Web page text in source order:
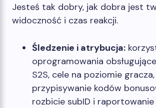
Jesteś tak dobry, jak dobra jest
widoczność i czas reakcji.
Śledzenie i atrybucja:
oprogramowania
S2S, cele na poziomie gracza,
przypisywanie kodów
rozbicie subID i